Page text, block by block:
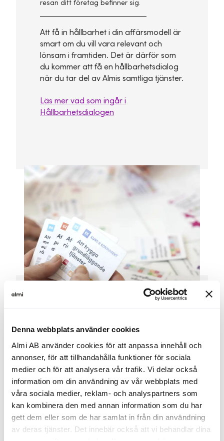
Denna webbplats använder cookies
Almi AB använder cookies för att anpassa innehåll och
annonser, för att tillhandahålla funktioner för sociala
medier och för att analysera vår trafik. Vi delar också
information om din användning av vår webbplats med
våra sociala medier, reklam- och analyspartners som
kan kombinera den med annan information som du har
gett dem eller som de har samlat in från din användning
av deras tjänster. Det innebär också att vi behandlar dina
resan ditt företag befinner sig.
Att få in hållbarhet i din affärsmodell är
smart om du vill vara relevant och
lönsam i framtiden. Det är därför som
du kommer att få en hållbarhetsdialog
när du tar del av Almis samtliga tjänster.
Läs mer vad som ingår i
Hållbarhetsdialogen
Så bygger vi in hållbarhet i
våra tjänster
Ett företag som arbetar med hållbar
tillväxt balanserar ekonomiska, sociala